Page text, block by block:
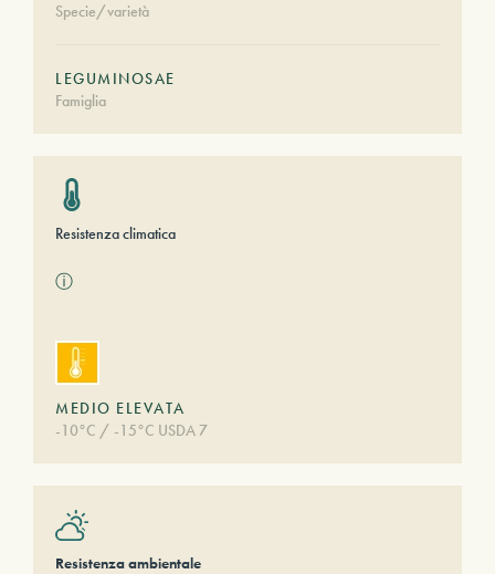
Specie/varietà
LEGUMINOSAE
Famiglia
Resistenza climatica
ⓘ
MEDIO ELEVATA
-10°C / -15°C USDA 7
Resistenza ambientale